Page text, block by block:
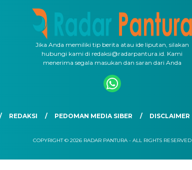
Jika Anda memiliki tip berita atau ide liputan, silakan
hubungi kami di redaksi@radarpantura.id. Kami
menerima segala masukan dan saran dari Anda
REDAKSI PEDOMAN MEDIA SIBER DISCLAIMER
COPYRIGHT © 2026 RADAR PANTURA - ALL RIGHTS RESERVED